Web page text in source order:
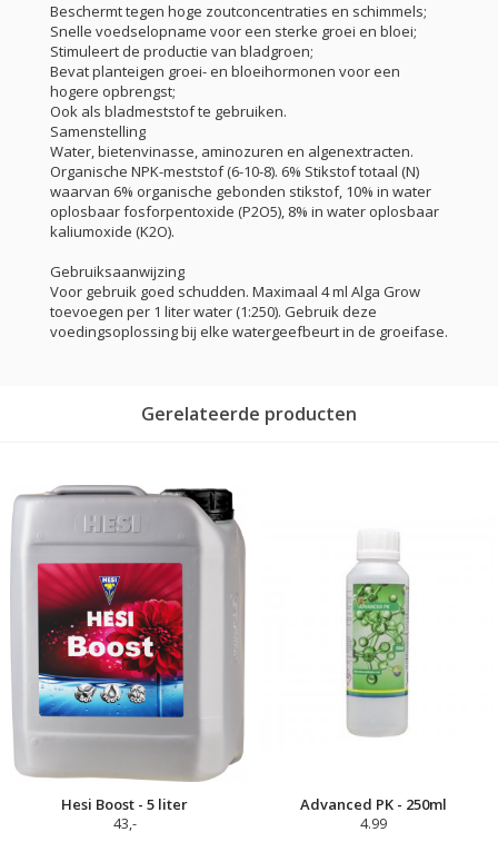
Beschermt tegen hoge zoutconcentraties en schimmels;
Snelle voedselopname voor een sterke groei en bloei;
Stimuleert de productie van bladgroen;
Bevat planteigen groei- en bloeihormonen voor een
hogere opbrengst;
Ook als bladmeststof te gebruiken.
Samenstelling
Water, bietenvinasse, aminozuren en algenextracten.
Organische NPK-meststof (6-10-8). 6% Stikstof totaal (N)
waarvan 6% organische gebonden stikstof, 10% in water
oplosbaar fosforpentoxide (P2O5), 8% in water oplosbaar
kaliumoxide (K2O).
Gebruiksaanwijzing
Voor gebruik goed schudden. Maximaal 4 ml Alga Grow
toevoegen per 1 liter water (1:250). Gebruik deze
voedingsoplossing bij elke watergeefbeurt in de groeifase.
Gerelateerde producten
Hesi Boost - 5 liter
43,-
Advanced PK - 250ml
4.99